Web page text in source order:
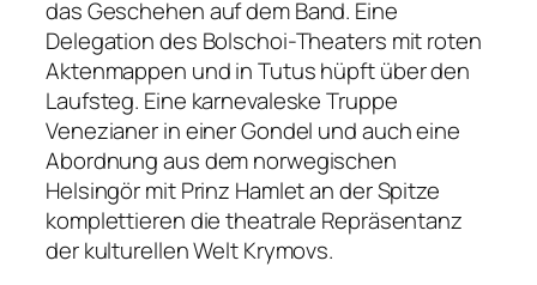
das Geschehen auf dem Band. Eine
Delegation des Bolschoi-Theaters mit roten
Aktenmappen und in Tutus hüpft über den
Laufsteg. Eine karnevaleske Truppe
Venezianer in einer Gondel und auch eine
Abordnung aus dem norwegischen
Helsingör mit Prinz Hamlet an der Spitze
komplettieren die theatrale Repräsentanz
der kulturellen Welt Krymovs.